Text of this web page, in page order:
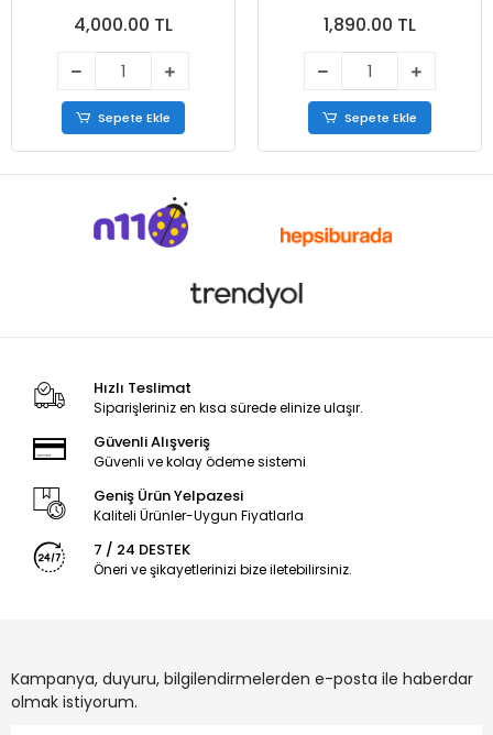
4,000.00 TL
Sepete Ekle
1,890.00 TL
Sepete Ekle
Hızlı Teslimat
Siparişleriniz en kısa sürede elinize ulaşır.
Güvenli Alışveriş
Güvenli ve kolay ödeme sistemi
Geniş Ürün Yelpazesi
Kaliteli Ürünler-Uygun Fiyatlarla
7 / 24 DESTEK
Öneri ve şikayetlerinizi bize iletebilirsiniz.
Kampanya, duyuru, bilgilendirmelerden e-posta ile haberdar
olmak istiyorum.